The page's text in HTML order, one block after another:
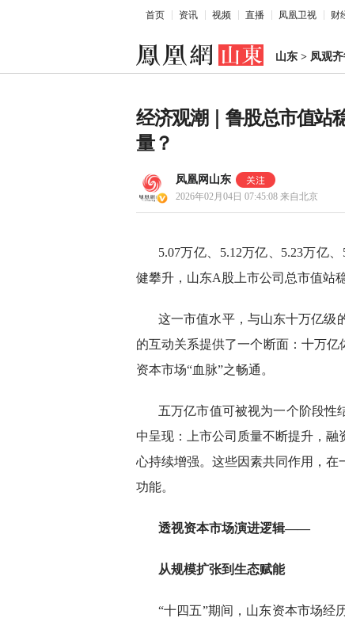
首页 资讯 视频 直播 凤凰卫视 财
山东 > 凤观
经济观潮｜鲁股总市值站
量？
凤凰网山东
2026年02月04日 07:45:08 来自北京
5.07万亿、5.12万亿、5.23万亿
健攀升，山东A股上市公司总市值站
这一市值水平，与山东十万亿级
的互动关系提供了一个断面：十万
资本市场“血脉”之畅通。
五万亿市值可被视为一个阶段性
中呈现：上市公司质量不断提升，
心持续增强。这些因素共同作用，
功能。
透视资本市场演进逻辑——
从规模扩张到生态赋能
“十四五”期间，山东资本市场经